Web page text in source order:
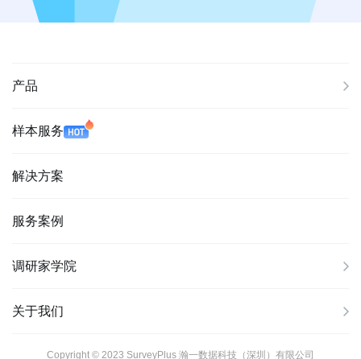
产品
样本服务
解决方案
服务案例
调研家学院
关于我们
Copyright © 2023 SurveyPlus 瀚一数据科技（深圳）有限公司